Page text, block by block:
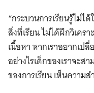
“กระบวนการเรียนรู้ไม่
สิ่งที่เรียน ไม่ได้ฝึกวิเคร
เนื้อหา หากเราอยากเป
อย่างไรเด็กของเราจะ
ของการเรียน เห็นความ